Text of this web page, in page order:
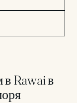
Rawai в